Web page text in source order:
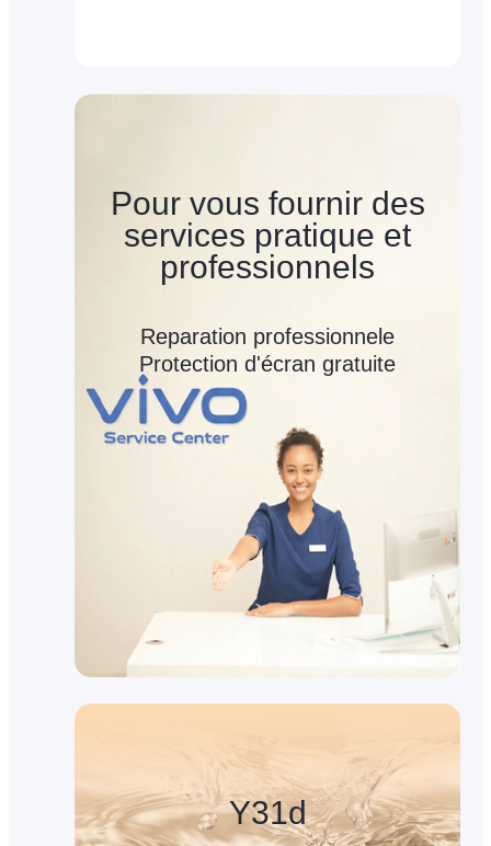
Pour vous fournir des
services pratique et
professionnels
Reparation professionnele
Protection d'écran gratuite
Y31d